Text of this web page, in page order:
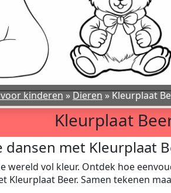
kinderen»Dieren»Kleurplaat
Kleurplaat
dansen met Kleurplaat
wereld vol kleur. Ontdek hoe
Kleurplaat Beer. Samen tekenen